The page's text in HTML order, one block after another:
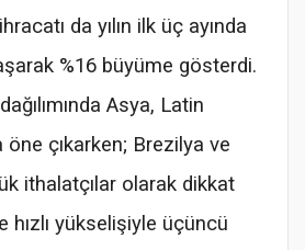
da yılın ilk üç ayında
%16 büyüme gösterdi.
Asya, Latin
çıkarken; Brezilya ve
ithalatçılar olarak dikkat
hızlı yükselişiyle üçüncü